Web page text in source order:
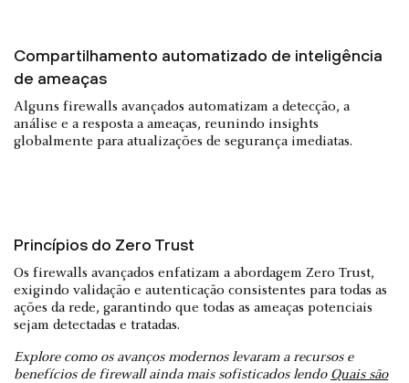
Compartilhamento automatizado de inteligência
de ameaças
Alguns firewalls avançados automatizam a detecção, a
análise e a resposta a ameaças, reunindo insights
globalmente para atualizações de segurança imediatas.
Princípios do Zero Trust
Os firewalls avançados enfatizam a abordagem Zero Trust,
exigindo validação e autenticação consistentes para todas as
ações da rede, garantindo que todas as ameaças potenciais
sejam detectadas e tratadas.
Explore como os avanços modernos levaram a recursos e
benefícios de firewall ainda mais sofisticados lendo Quais são